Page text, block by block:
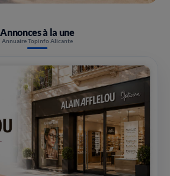
Annonces à la une
Annuaire Topinfo Alicante